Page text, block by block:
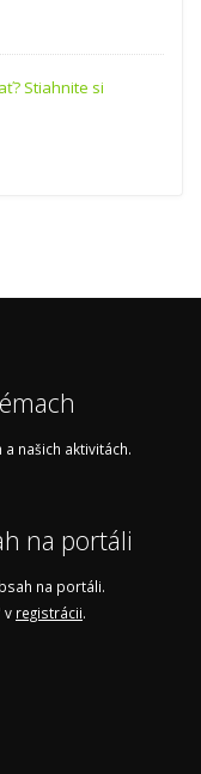
Stiahnite si
našich aktivitách.
na portáli
na portáli.
v registrácii.